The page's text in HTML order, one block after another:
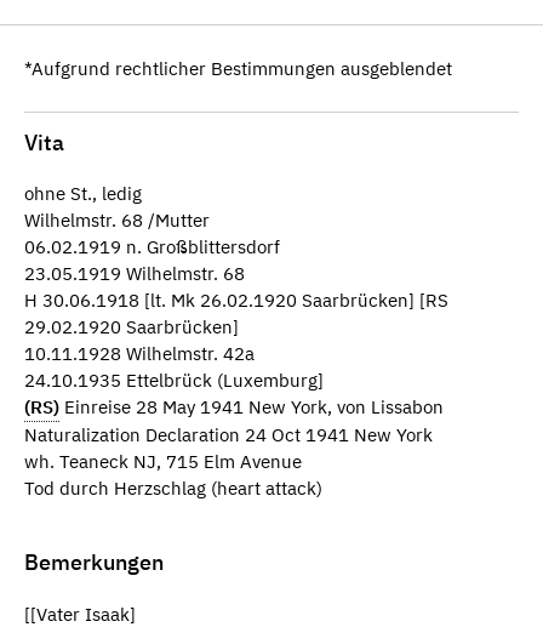
*Aufgrund rechtlicher Bestimmungen ausgeblendet
Vita
ohne St., ledig
Wilhelmstr. 68 /Mutter
06.02.1919 n. Großblittersdorf
23.05.1919 Wilhelmstr. 68
H 30.06.1918 [lt. Mk 26.02.1920 Saarbrücken] [RS
29.02.1920 Saarbrücken]
10.11.1928 Wilhelmstr. 42a
24.10.1935 Ettelbrück (Luxemburg]
(RS) Einreise 28 May 1941 New York, von Lissabon
Naturalization Declaration 24 Oct 1941 New York
wh. Teaneck NJ, 715 Elm Avenue
Tod durch Herzschlag (heart attack)
Bemerkungen
[[Vater Isaak]